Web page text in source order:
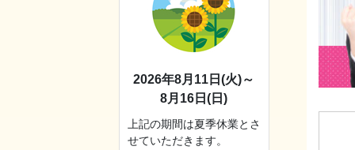
2026年8月11日(火)～
8月16日(日)
上記の期間は夏季休業とさ
せていただきます。